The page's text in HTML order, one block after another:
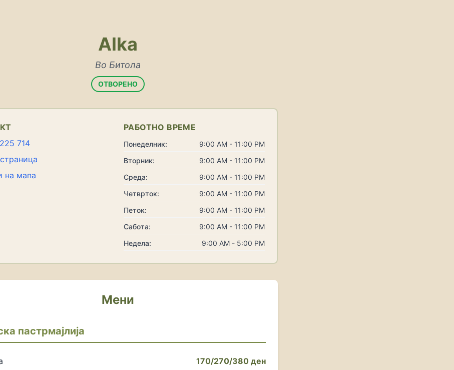
Alka
Во Битола
ОТВОРЕНО
714
на мапа
РАБОТНО ВРЕМЕ
Понеделник:
9:00 AM - 11:00 PM
Вторник:
9:00 AM - 11:00 PM
Среда:
9:00 AM - 11:00 PM
Четврток:
9:00 AM - 11:00 PM
Петок:
9:00 AM - 11:00 PM
Сабота:
9:00 AM - 11:00 PM
Недела:
9:00 AM - 5:00 PM
Мени
пастрмајлија
170/270/380 ден